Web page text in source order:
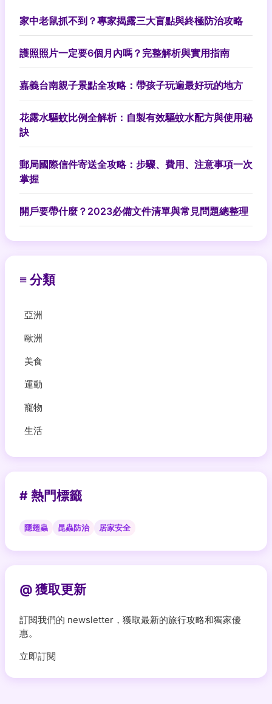
家中老鼠抓不到？專家揭露三大盲點與終極防治攻略
護照照片一定要6個月內嗎？完整解析與實用指南
嘉義台南親子景點全攻略：帶孩子玩遍最好玩的地方
花露水驅蚊比例全解析：自製有效驅蚊水配方與使用秘
訣
郵局國際信件寄送全攻略：步驟、費用、注意事項一次
掌握
開戶要帶什麼？2023必備文件清單與常見問題總整理
≡ 分類
亞洲
歐洲
美食
運動
寵物
生活
# 熱門標籤
隱翅蟲 昆蟲防治 居家安全
@ 獲取更新
訂閱我們的 newsletter，獲取最新的旅行攻略和獨家優
惠。
立即訂閱